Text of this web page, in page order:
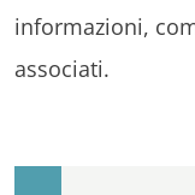
informazioni,
associati.